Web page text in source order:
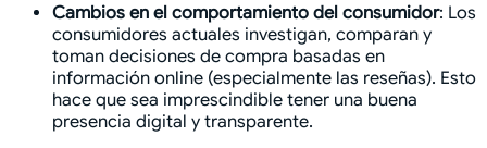
Cambios en el comportamiento del consumidor: Los
consumidores actuales investigan, comparan y
toman decisiones de compra basadas en
información online (especialmente las reseñas). Esto
hace que sea imprescindible tener una buena
presencia digital y transparente.